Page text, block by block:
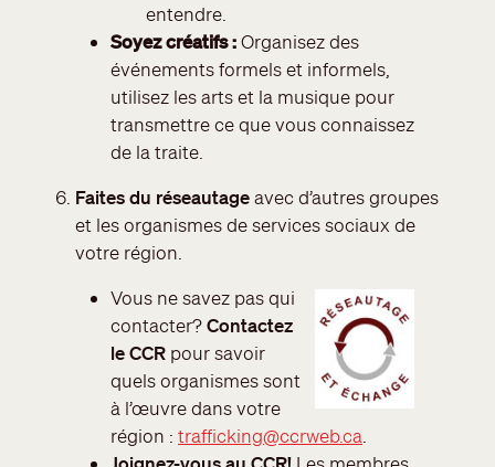
entendre.
Soyez créatifs :Organisez des
événements formels et informels,
utilisez les arts et la musique pour
transmettre ce que vous connaissez
de la traite.
Faites du réseautageavec d’autres groupes
et les organismes de services sociaux de
votre région.
Vous ne savez pas qui
contacter?Contactez
le CCR pour savoir
quels organismes sont
à l’œuvre dans votre
région : trafficking@ccrweb.ca